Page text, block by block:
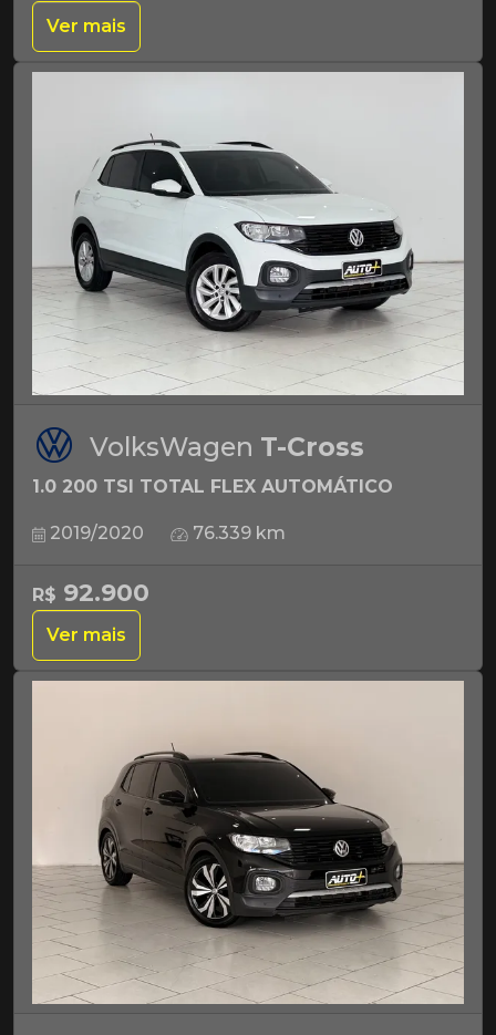
Ver mais
VolksWagen T-Cross
1.0 200 TSI TOTAL FLEX AUTOMÁTICO
2019/2020 76.339 km
R$ 92.900
Ver mais